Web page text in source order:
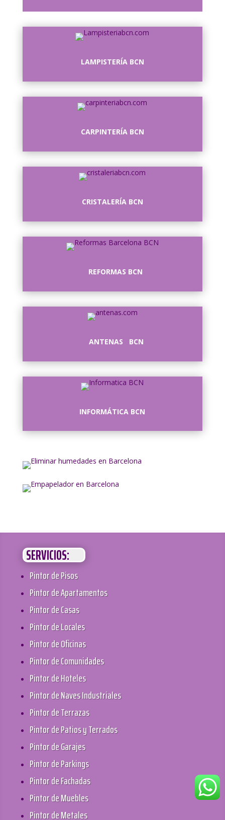
LAMPISTERÍA BCN
CARPINTERÍA BCN
CRISTALERÍA BCN
REFORMAS BCN
ANTENAS BCN
INFORMÁTICA BCN
SERVICIOS:
Pintor de Pisos
Pintor de Apartamentos
Pintor de Casas
Pintor de Locales
Pintor de Oficinas
Pintor de Comunidades
Pintor de Hoteles
Pintor de Naves Industriales
Pintor de Terrazas
Pintor de Patios y Terrados
Pintor de Garajes
Pintor de Parkings
Pintor de Fachadas
Pintor de Muebles
Pintor de Metales